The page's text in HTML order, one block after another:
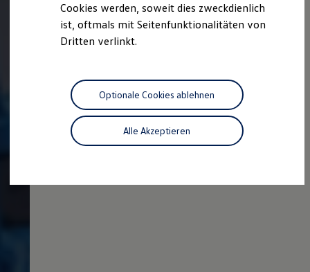
Cookies werden, soweit dies zweckdienlich
ist, oftmals mit Seitenfunktionalitäten von
Dritten verlinkt.
Alle Akzeptieren
Optionale Cookies ablehnen